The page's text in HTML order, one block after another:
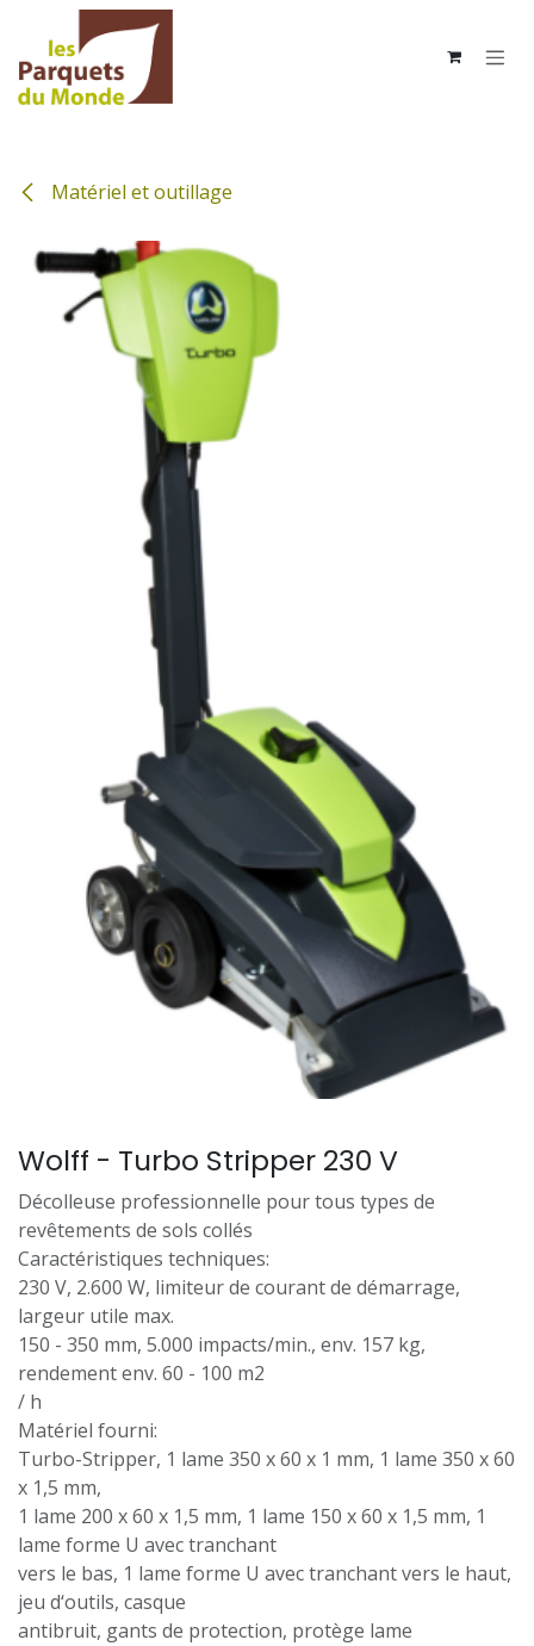
Se rendre au contenu
Matériel et outillage
Wolff - Turbo Stripper 230 V
Décolleuse professionnelle pour tous types de
revêtements de sols collés
Caractéristiques techniques:
230 V, 2.600 W, limiteur de courant de démarrage,
largeur utile max.
150 - 350 mm, 5.000 impacts/min., env. 157 kg,
rendement env. 60 - 100 m2
/ h
Matériel fourni:
Turbo-Stripper, 1 lame 350 x 60 x 1 mm, 1 lame 350 x 60
x 1,5 mm,
1 lame 200 x 60 x 1,5 mm, 1 lame 150 x 60 x 1,5 mm, 1
lame forme U avec tranchant
vers le bas, 1 lame forme U avec tranchant vers le haut,
jeu d‘outils, casque
antibruit, gants de protection, protège lame